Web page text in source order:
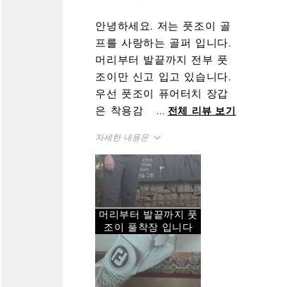
안녕하세요. 저는 풋조이 골
프를 사랑하는 골퍼 입니다.
머리부터 발끝까지 전부 풋
조이만 신고 입고 있습니다.
우선 풋조이 퓨어터치 장갑
은 착용감이 거의 안낀것 같
면 정말 환상적인 손맛이 느
껴집니다. 옷도 신축성이 뛰
어나 매우 편하고 통기성이
좋아 땀이나도 끈적거리지
않아 스윙을 하는데 있어서
너무 편하다고 생각합니다.
옷도 옷 이지만 풋조이 하면
골프화를 빼놓을 수 없죠. 특
히 클래식 골프화는 정말로
... 전체 리뷰 보기
자세한 내용은
사이즈 정사이즈
171-175cm
구매 사이즈 M
보통 입는 사이즈 M
편안함
내구성
머리부터 발끝까지 풋
조이 풀착장 입니다